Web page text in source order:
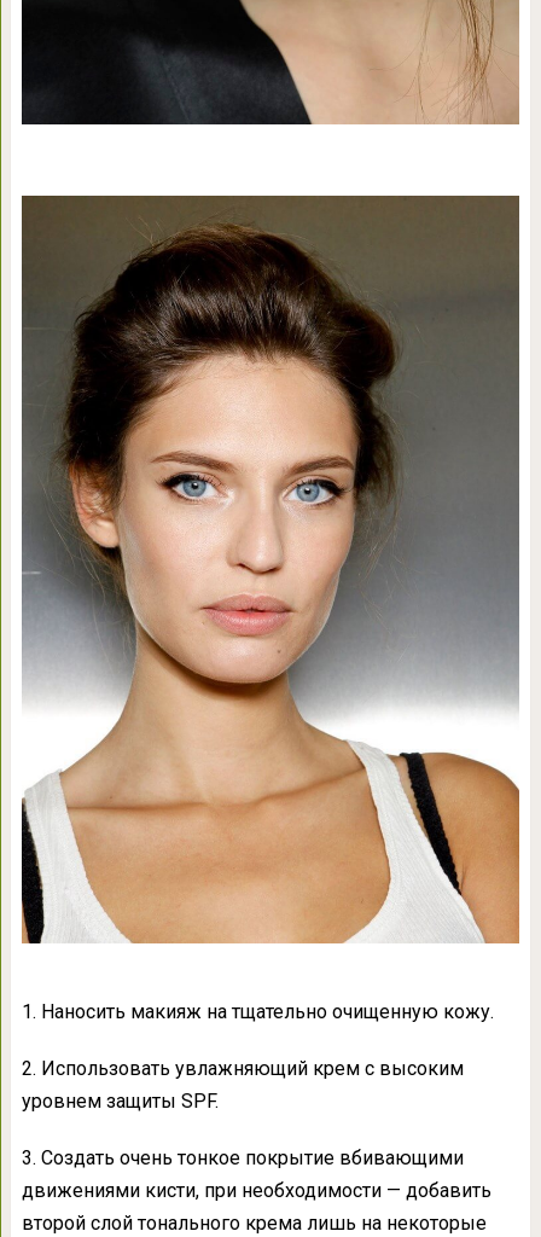
1. Наносить макияж на тщательно очищенную кожу.
2. Использовать увлажняющий крем с высоким
уровнем защиты SPF.
3. Создать очень тонкое покрытие вбивающими
движениями кисти, при необходимости — добавить
второй слой тонального крема лишь на некоторые